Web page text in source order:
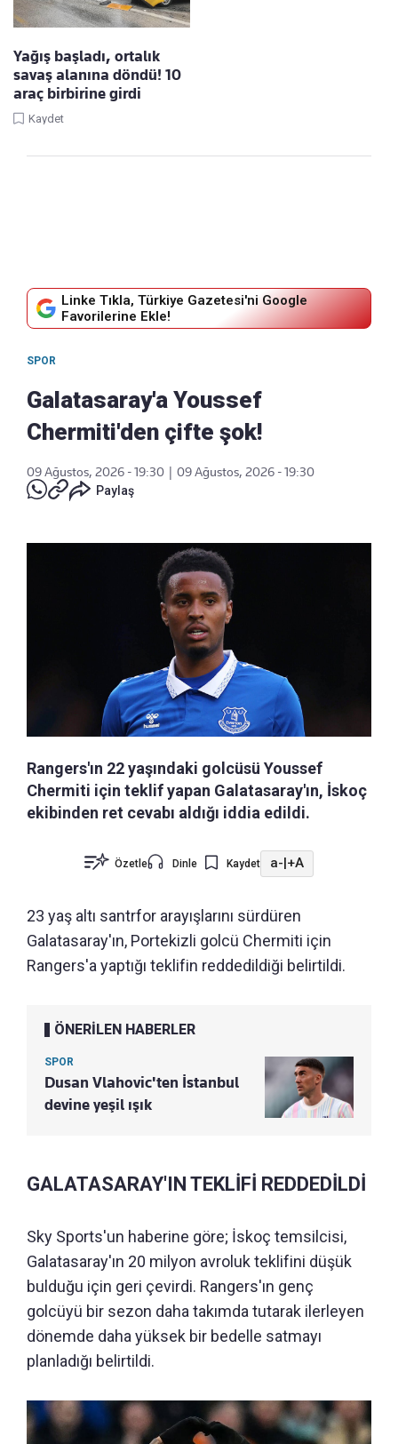
Yağış başladı, ortalık
savaş alanına döndü! 10
araç birbirine girdi
Kaydet
Linke Tıkla, Türkiye Gazetesi'ni Google
Favorilerine Ekle!
SPOR
Galatasaray'a Youssef
Chermiti'den çifte şok!
09 Ağustos, 2026 - 19:30 | 09 Ağustos, 2026 - 19:30
Paylaş
Rangers'ın 22 yaşındaki golcüsü Youssef
Chermiti için teklif yapan Galatasaray'ın, İskoç
ekibinden ret cevabı aldığı iddia edildi.
Özetle Dinle Kaydet a- +A
23 yaş altı santrfor arayışlarını sürdüren
Galatasaray'ın, Portekizli golcü Chermiti için
Rangers'a yaptığı teklifin reddedildiği belirtildi.
ÖNERİLEN HABERLER
SPOR
Dusan Vlahovic'ten İstanbul
devine yeşil ışık
GALATASARAY'IN TEKLİFİ REDDEDİLDİ
Sky Sports'un haberine göre; İskoç temsilcisi,
Galatasaray'ın 20 milyon avroluk teklifini düşük
bulduğu için geri çevirdi. Rangers'ın genç
golcüyü bir sezon daha takımda tutarak ilerleyen
dönemde daha yüksek bir bedelle satmayı
planladığı belirtildi.